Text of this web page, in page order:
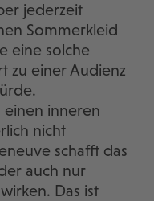
jederzeit
Sommerkleid
eine solche
zu einer Audienz
einen inneren
nicht
schafft das
auch nur
Das ist